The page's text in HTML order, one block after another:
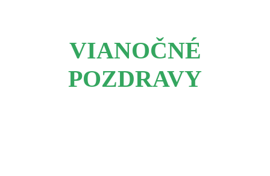
VIANOČNÉ
POZDRAVY